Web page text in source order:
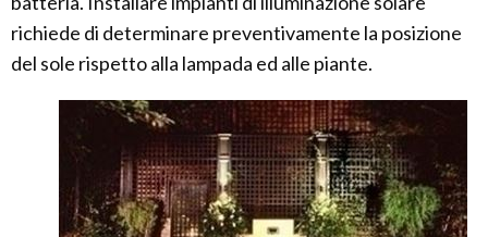
richiede di determinare preventivamente la posizione
del sole rispetto alla lampada ed alle piante.